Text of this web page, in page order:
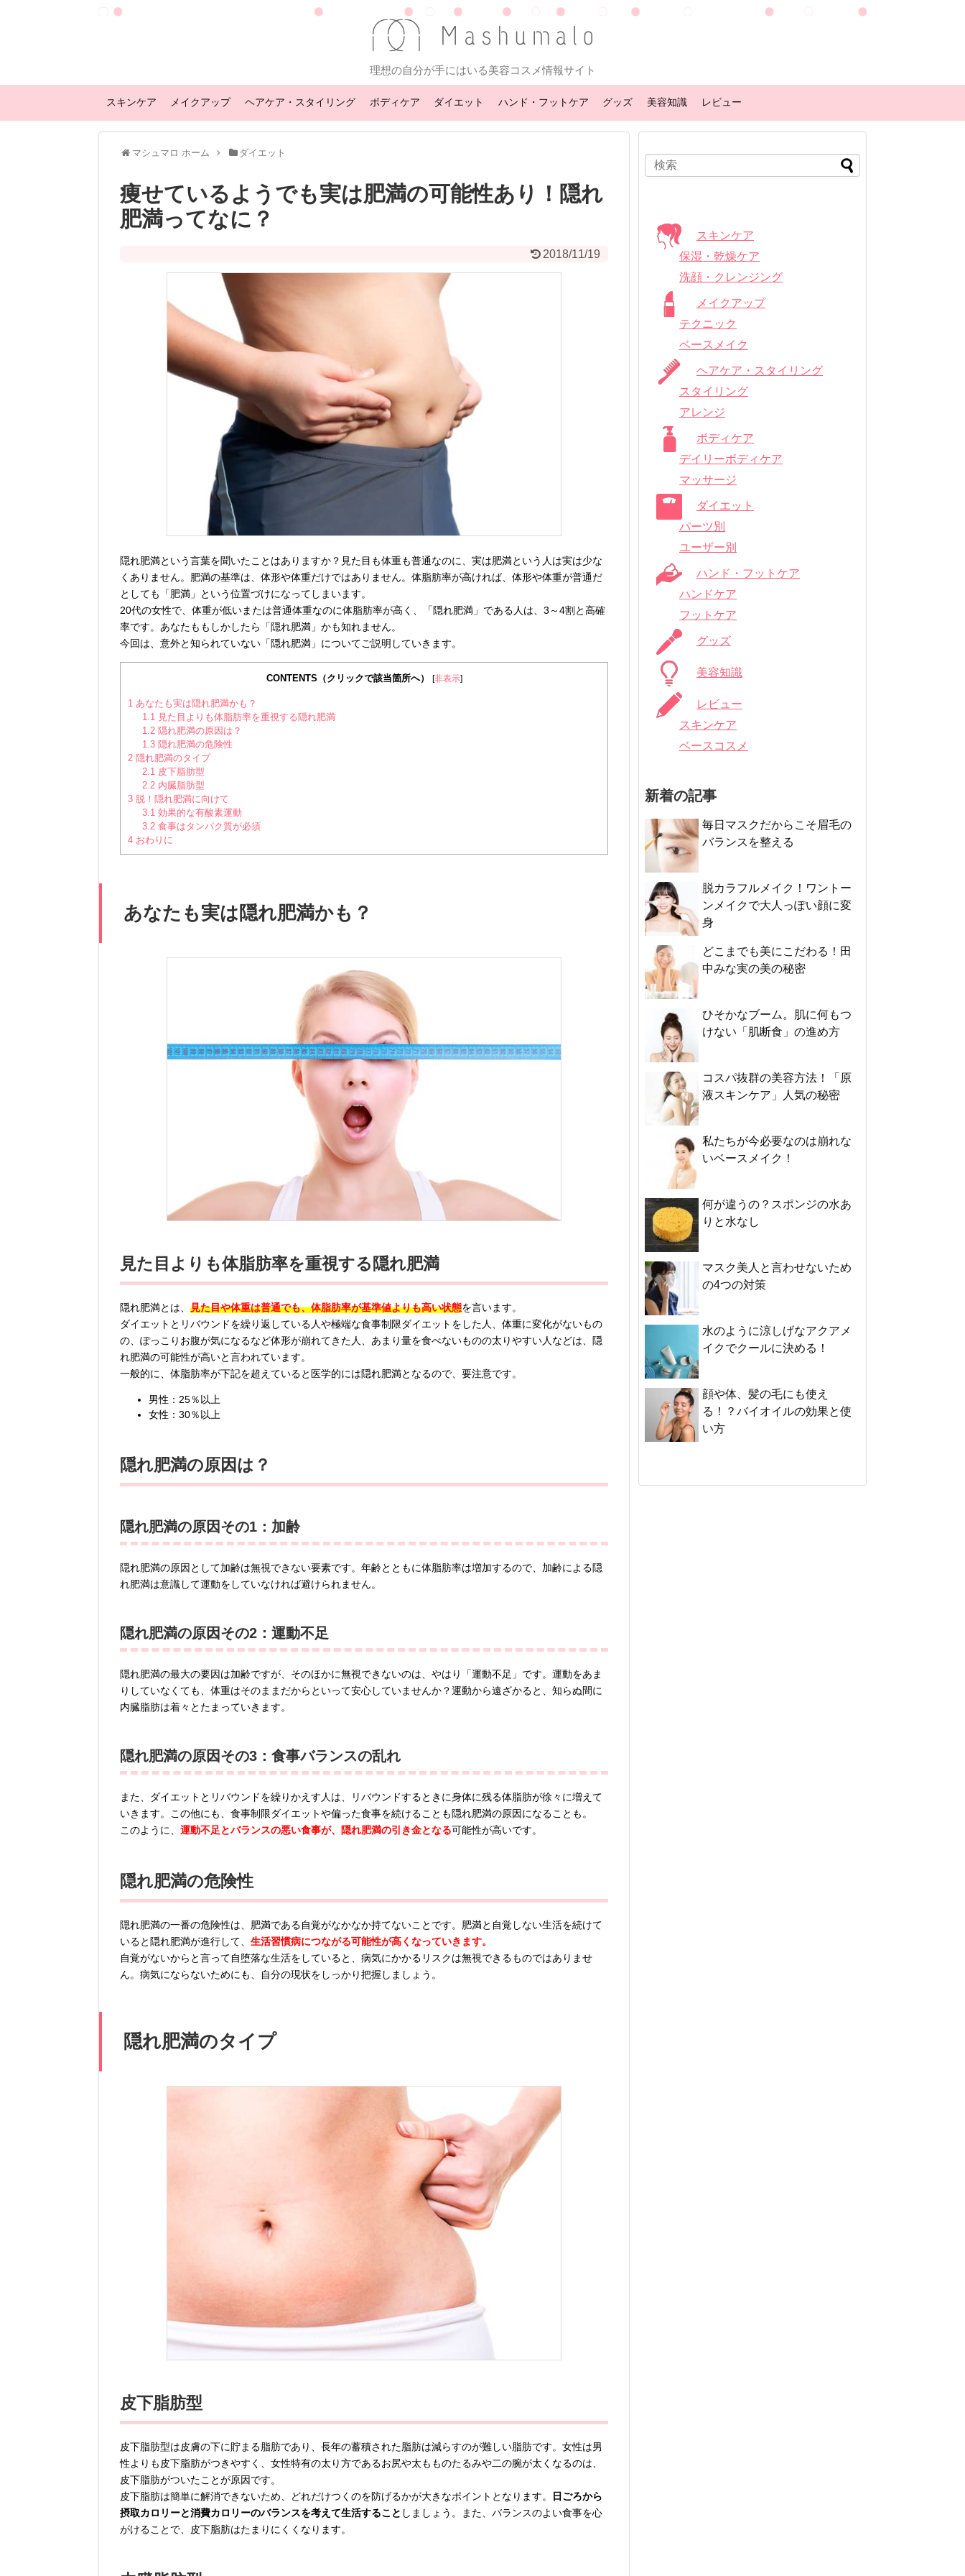
理想の自分が手にはいる美容コスメ情報サイト
スキンケア メイクアップ ヘアケア・スタイリング ボディケア ダイエット ハンド・フットケア グッズ 美容知識 レビュー
マシュマロ ホーム ダイエット
痩せているようでも実は肥満の可能性あり！隠れ
肥満ってなに？
2018/11/19
隠れ肥満という言葉を聞いたことはありますか？見た目も体重も普通なのに、実は肥満という人は実は少な
くありません。肥満の基準は、体形や体重だけではありません。体脂肪率が高ければ、体形や体重が普通だ
としても「肥満」という位置づけになってしまいます。
20代の女性で、体重が低いまたは普通体重なのに体脂肪率が高く、「隠れ肥満」である人は、3～4割と高確
率です。あなたももしかしたら「隠れ肥満」かも知れません。
今回は、意外と知られていない「隠れ肥満」についてご説明していきます。
CONTENTS（クリックで該当箇所へ） [非表示]
1 あなたも実は隠れ肥満かも？
1.1見た目よりも体脂肪率を重視する隠れ肥満
1.2隠れ肥満の原因は？
1.3隠れ肥満の危険性
2 隠れ肥満のタイプ
2.1皮下脂肪型
2.2内臓脂肪型
3 脱！隠れ肥満に向けて
3.1効果的な有酸素運動
3.2食事はタンパク質が必須
4 おわりに
あなたも実は隠れ肥満かも？
見た目よりも体脂肪率を重視する隠れ肥満
隠れ肥満とは、 見た目や体重は普通でも、体脂肪率が基準値よりも高い状態を言います。
ダイエットとリバウンドを繰り返している人や極端な食事制限ダイエットをした人、体重に変化がないもの
の、ぽっこりお腹が気になるなど体形が崩れてきた人、あまり量を食べないものの太りやすい人などは、隠
れ肥満の可能性が高いと言われています。
一般的に、体脂肪率が下記を超えていると医学的には隠れ肥満となるので、要注意です。
男性：25％以上
女性：30％以上
隠れ肥満の原因は？
隠れ肥満の原因その1：加齢
隠れ肥満の原因として加齢は無視できない要素です。年齢とともに体脂肪率は増加するので、加齢による隠
れ肥満は意識して運動をしていなければ避けられません。
隠れ肥満の原因その2：運動不足
隠れ肥満の最大の要因は加齢ですが、そのほかに無視できないのは、やはり「運動不足」です。運動をあま
りしていなくても、体重はそのままだからといって安心していませんか？運動から遠ざかると、知らぬ間に
内臓脂肪は着々とたまっていきます。
隠れ肥満の原因その3：食事バランスの乱れ
また、ダイエットとリバウンドを繰りかえす人は、リバウンドするときに身体に残る体脂肪が徐々に増えて
いきます。この他にも、食事制限ダイエットや偏った食事を続けることも隠れ肥満の原因になることも。
このように、 運動不足とバランスの悪い食事が、隠れ肥満の引き金となる可能性が高いです。
隠れ肥満の危険性
隠れ肥満の一番の危険性は、肥満である自覚がなかなか持てないことです。肥満と自覚しない生活を続けて
いると隠れ肥満が進行して、 生活習慣病につながる可能性が高くなっていきます。
自覚がないからと言って自堕落な生活をしていると、病気にかかるリスクは無視できるものではありませ
ん。病気にならないためにも、自分の現状をしっかり把握しましょう。
隠れ肥満のタイプ
皮下脂肪型
皮下脂肪型は皮膚の下に貯まる脂肪であり、長年の蓄積された脂肪は減らすのが難しい脂肪です。女性は男
性よりも皮下脂肪がつきやすく、女性特有の太り方であるお尻や太もものたるみや二の腕が太くなるのは、
皮下脂肪がついたことが原因です。
皮下脂肪は簡単に解消できないため、どれだけつくのを防げるかが大きなポイントとなります。
日ごろから
摂取カロリーと消費カロリーのバランスを考えて生活すること しましょう。また、バランスのよい食事を心
がけることで、皮下脂肪はたまりにくくなります。
スキンケア
保湿・乾燥ケア
洗顔・クレンジング
メイクアップ
テクニック
ベースメイク
ヘアケア・スタイリング
スタイリング
アレンジ
ボディケア
デイリーボディケア
マッサージ
ダイエット
パーツ別
ユーザー別
ハンド・フットケア
ハンドケア
フットケア
グッズ
美容知識
レビュー
スキンケア
ベースコスメ
新着の記事
毎日マスクだからこそ眉毛の
バランスを整える
脱カラフルメイク！ワントー
ンメイクで大人っぽい顔に変
身
どこまでも美にこだわる！田
中みな実の美の秘密
ひそかなブーム。肌に何もつ
けない「肌断食」の進め方
コスパ抜群の美容方法！「原
液スキンケア」人気の秘密
私たちが今必要なのは崩れな
いベースメイク！
何が違うの？スポンジの水あ
りと水なし
マスク美人と言わせないため
の4つの対策
水のように涼しげなアクアメ
イクでクールに決める！
顔や体、髪の毛にも使え
る！？バイオイルの効果と使
い方